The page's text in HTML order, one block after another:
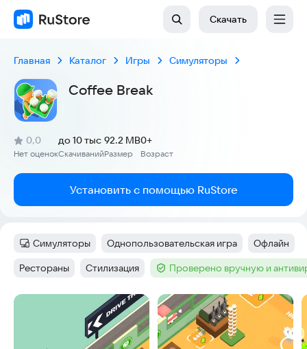
Скачать
Главная Каталог Игры Симуляторы
Coffee Break
Рейтинг:
0,0
(
Нет оценок
)
Скачиваний
до 10 тыс
Размер
92.2 MB
Возраст
0+
Установить с помощью RuStore
Категория:
Симуляторы Тег:
Однопользовательская игра Тег:
Офлайн
Тег:
Рестораны Тег:
Стилизация Тег :Проверено вручную и
Скриншоты